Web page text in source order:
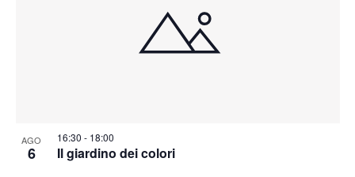
AGO
6 Il giardino dei colori
16:30 - 18:00